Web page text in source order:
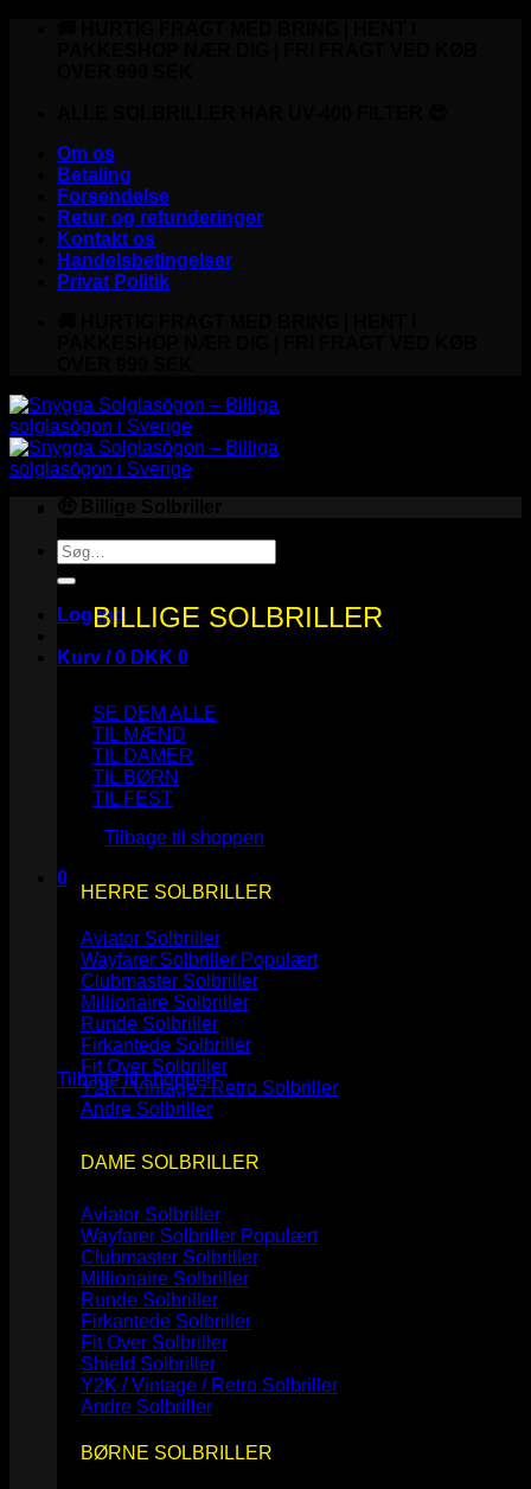
Om os
Betaling
Forsendelse
Retur og refunderinger
Kontakt os
Handelsbetingelser
Privat Politik
Søg
efter:
Log ind
Kurv /0 DKK 0
Ingen varer i kurven.
Tilbage til shoppen
0
Kurv
Ingen varer i kurven.
Tilbage til shoppen
BILLIGE SOLBRILLER
SE DEM ALLE
TIL MÆND
TIL DAMER
TIL BØRN
TIL FEST
HERRE SOLBRILLER
Aviator Solbriller
Wayfarer Solbriller
Clubmaster Solbriller
Millionaire Solbriller
Runde Solbriller
Firkantede Solbriller
Fit Over Solbriller
Y2K / Vintage / Retro Solbriller
Andre Solbriller
DAME SOLBRILLER
Aviator Solbriller
Wayfarer Solbriller
Clubmaster Solbriller
Millionaire Solbriller
Runde Solbriller
Firkantede Solbriller
Fit Over Solbriller
Shield Solbriller
Y2K / Vintage / Retro Solbriller
Andre Solbriller
BØRNE SOLBRILLER